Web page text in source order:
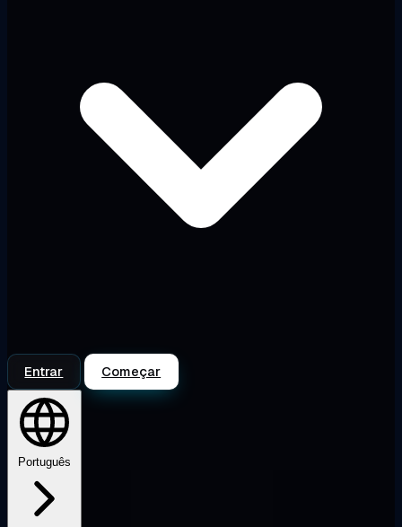
Entrar Começar
Português